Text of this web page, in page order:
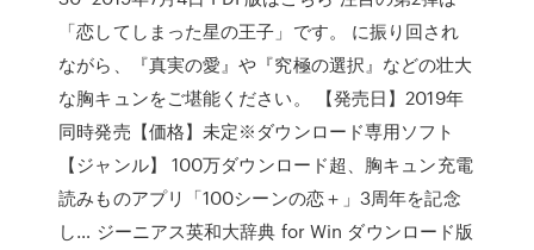
「恋してしまった星の王子」です。 に振り回され
ながら、『真実の愛』や『究極の選択』などの壮大
な胸キュンをご堪能ください。 【発売日】2019年
同時発売【価格】未定※ダウンロード専用ソフト
【ジャンル】 100万ダウンロード超、胸キュン充電
読みものアプリ「100シーンの恋＋」3周年を記念
し… ジーニアス英和大辞典 for Win ダウンロード版